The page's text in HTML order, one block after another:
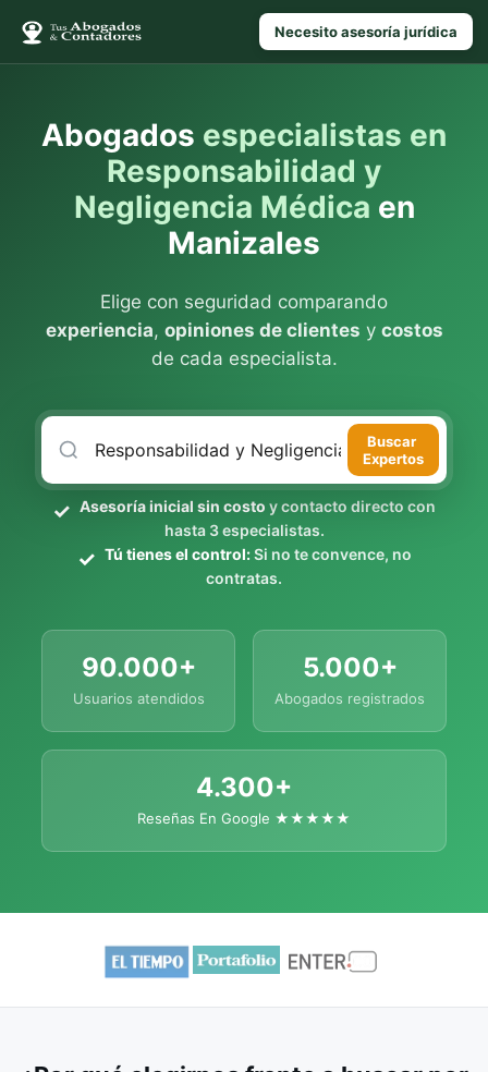
Necesito asesoría jurídica
Abogados especialistas en
Responsabilidad y
Negligencia Médica en
Manizales
Elige con seguridad comparando
experiencia, opiniones de clientes y costos
de cada especialista.
Buscar
Expertos
Asesoría inicial sin costo y contacto directo con
hasta 3 especialistas.
Tú tienes el control:Si no te convence, no
contratas.
90.000+
Usuarios atendidos
5.000+
Abogados registrados
4.300+
Reseñas En Google ★★★★★